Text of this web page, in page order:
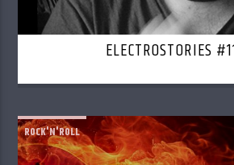
ELECTROSTORIES
ROCK'N'ROLL